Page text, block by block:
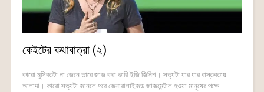
কেইটের কথাবাত্রা (২)
কারো মুসিবতটা না জেনে তারে জাজ করা ভারি ইজি জিনিশ। সত্যটা যার যার বাস্তবতায়
আলাদা। কারো সত্যটা জানলে পরে জেনারালাইজড জাজমেন্টাল হওয়া মানুষের পক্ষে